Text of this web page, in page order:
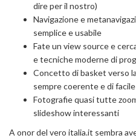
dire per il nostro)
Navigazione e
semplice e usabile
Fate un view source e
e tecniche moderne di
Concetto di basket verso
sempre coerente e di
Fotografie quasi tutte
slideshow interessanti
A onor del vero italia.it sembra